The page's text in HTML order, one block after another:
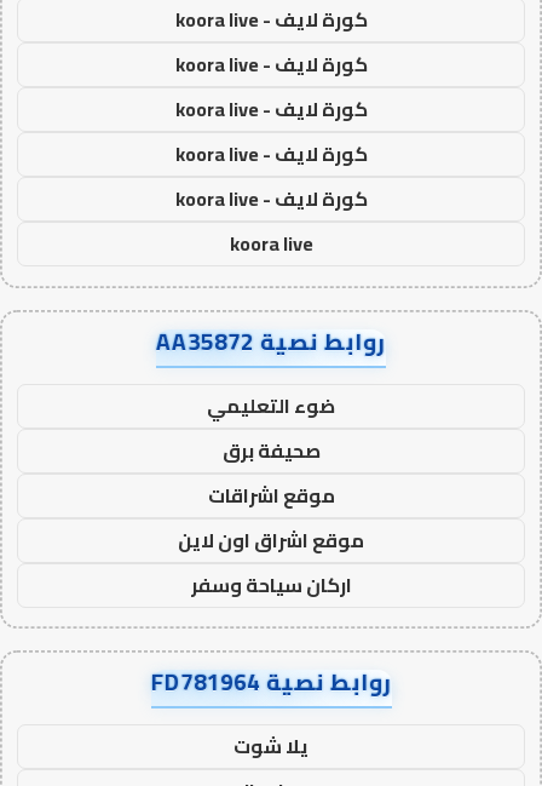
كورة لايف - koora live
كورة لايف - koora live
كورة لايف - koora live
كورة لايف - koora live
كورة لايف - koora live
koora live
روابط نصية AA35872
ضوء التعليمي
صحيفة برق
موقع اشراقات
موقع اشراق اون لاين
اركان سياحة وسفر
روابط نصية FD781964
يلا شوت